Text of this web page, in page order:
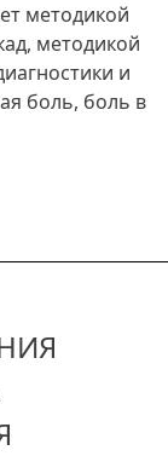
методикой
методикой
и
боль, боль в